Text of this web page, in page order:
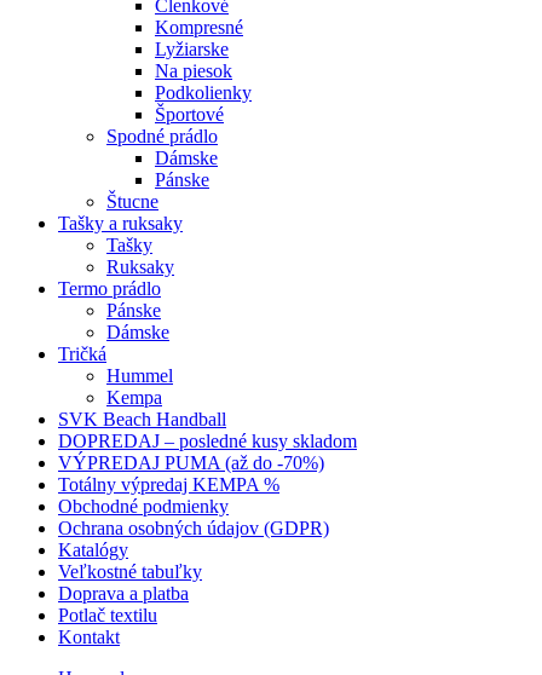
Členkové
Kompresné
Lyžiarske
Na piesok
Podkolienky
Športové
Spodné prádlo
Dámske
Pánske
Štucne
Tašky a ruksaky
Tašky
Ruksaky
Termo prádlo
Pánske
Dámske
Tričká
Hummel
Kempa
SVK Beach Handball
DOPREDAJ – posledné kusy skladom
VÝPREDAJ PUMA (až do -70%)
Totálny výpredaj KEMPA %
Obchodné podmienky
Ochrana osobných údajov (GDPR)
Katalógy
Veľkostné tabuľky
Doprava a platba
Potlač textilu
Kontakt